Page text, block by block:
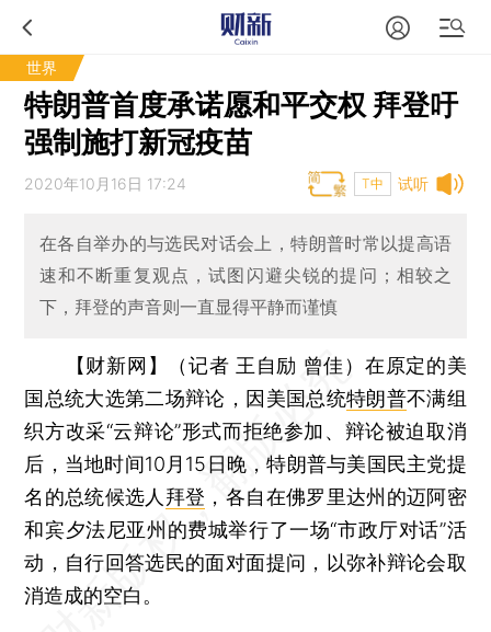
世界
特朗普首度承诺愿和平交权 拜登吁
强制施打新冠疫苗
试听
2020年10月16日 17:24 T中
在各自举办的与选民对话会上，特朗普时常以提高语
速和不断重复观点，试图闪避尖锐的提问；相较之
下，拜登的声音则一直显得平静而谨慎
【财新网】（记者 王自励 曾佳） 在原定的美
国总统大选第二场辩论，因美国总统特朗普不满组
织方改采“云辩论”形式而拒绝参加、辩论被迫取消
后，当地时间10月15日晚，特朗普与美国民主党提
名的总统候选人 拜登 ，各自在佛罗里达州的迈阿密
和宾夕法尼亚州的费城举行了一场“市政厅对话”活
动，自行回答选民的面对面提问，以弥补辩论会取
消造成的空白。